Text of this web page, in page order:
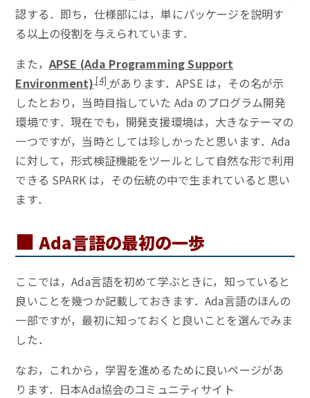
認する．即ち，仕様部には，単にパッケージを説明す
る以上の役割を与えられています．
また，APSE (Ada Programming Support
Environment)[4] があります．APSE は，その名が示
したとおり，当時目指していた Ada のプログラム開発
環境です．現在でも，開発支援環境は，大きなテーマの
一つですが，当時としては珍しかったと思います．Ada
に対して，形式検証機能をツールとして自然な形で利用
できる SPARK は，その伝統の中で生まれていると思い
ます．
■Ada言語の最初の一歩
ここでは，Ada言語を初めて学ぶときに，知っていると
良いことを幾つか記載しておきます．Ada言語のほんの
一部ですが，最初に知っておくと良いことを選んでみま
した．
なお，これから，学習を進めるために良いページがあ
ります．日本Ada協会のコミュニティサイト